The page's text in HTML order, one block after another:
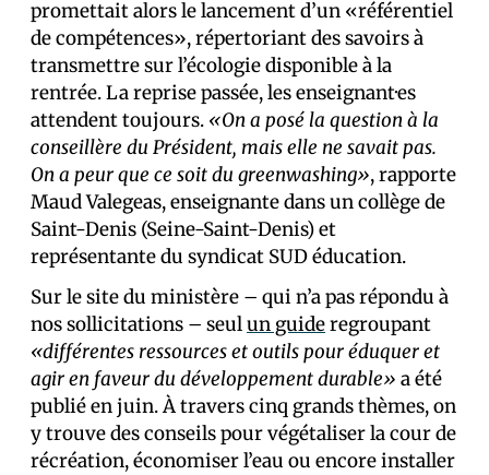
promettait alors le lancement d’un «référentiel
de compétences», répertoriant des savoirs à
transmettre sur l’écologie disponible à la
rentrée. La reprise passée, les enseignant·es
attendent toujours. «On a posé la question à la
conseillère du Président, mais elle ne savait pas.
On a peur que ce soit du greenwashing», rapporte
Maud Valegeas, enseignante dans un collège de
Saint-Denis (Seine-Saint-Denis) et
représentante du syndicat SUD éducation.
Sur le site du ministère – qui n’a pas répondu à
nos sollicitations – seulun guideregroupant
«différentes ressources et outils pour éduquer et
agir en faveur du développement durable» a été
publié en juin. À travers cinq grands thèmes, on
y trouve des conseils pour végétaliser la cour de
récréation, économiser l’eau ou encore installer